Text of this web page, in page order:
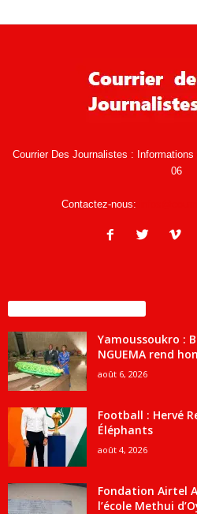
Courrier Des Journalistes :
06
Contactez-nous:
Yamoussoukro :
NGUEMA rend
août 6, 2026
Football : Hervé
Éléphants
août 4, 2026
Fondation Airtel
l’école Methui